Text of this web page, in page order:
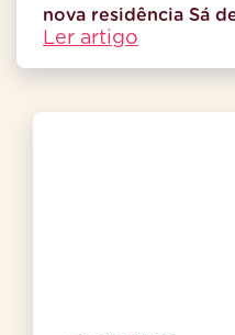
nova residência Sá
Ler artigo